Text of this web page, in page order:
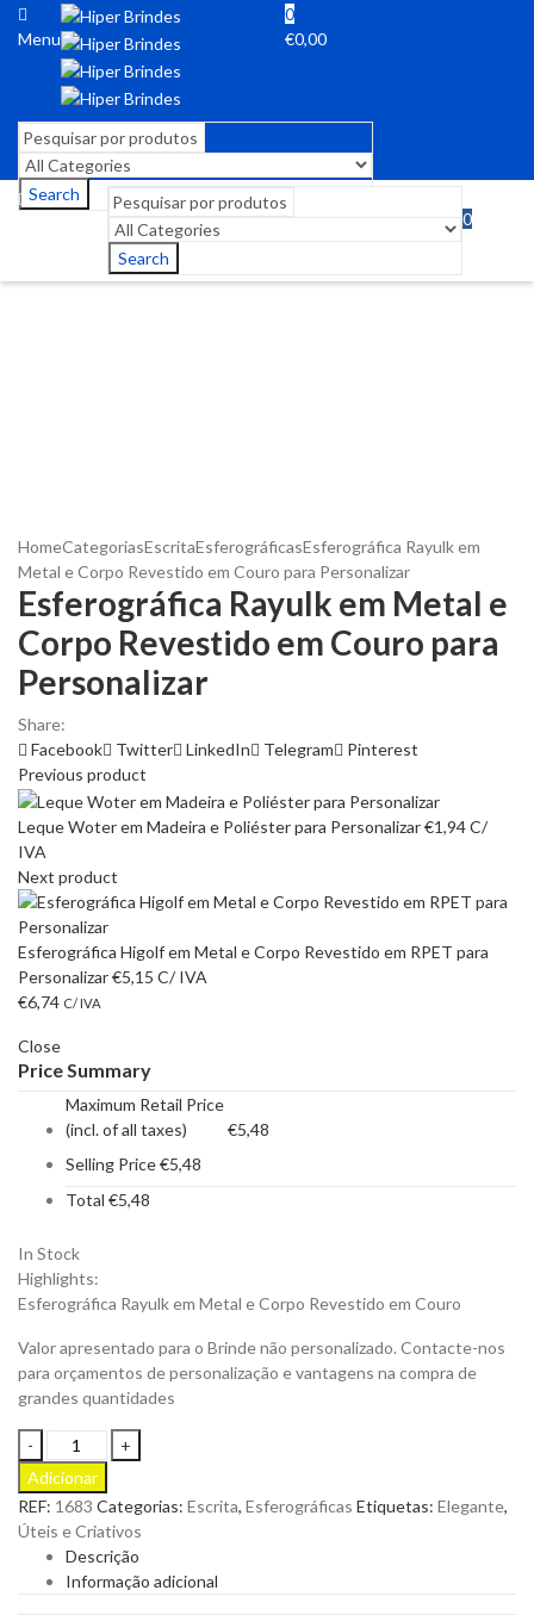
Menu
0
€0,00
Search
Search
0
HomeCategoriasEscritaEsferográficasEsferográfica Rayulk em
Metal e Corpo Revestido em Couro para Personalizar
Esferográfica Rayulk em Metal e
Corpo Revestido em Couro para
Personalizar
Share:
Facebook
Twitter LinkedIn Telegram
Pinterest
Previous product
Leque Woter em Madeira e Poliéster para Personalizar€1,94C/
IVA
Next product
Esferográfica Higolf em Metal e Corpo Revestido em RPET para
Personalizar€5,15 C/ IVA
€6,74 C/ IVA
Close
Price Summary
Maximum Retail Price
(incl. of all taxes)
€5,48
Selling Price€5,48
Total €5,48
In Stock
Highlights:
Esferográfica Rayulk em Metal e Corpo Revestido em Couro
Valor apresentado para o Brinde não personalizado. Contacte-nos
para orçamentos de personalização e vantagens na compra de
grandes quantidades
Esferográfica
Rayulk
em
Metal
e
Corpo
Revestido
Adicionar
REF: 1683 Categorias: Escrita, Esferográficas Etiquetas: Elegante,
Úteis e Criativos
Descrição
Informação adicional